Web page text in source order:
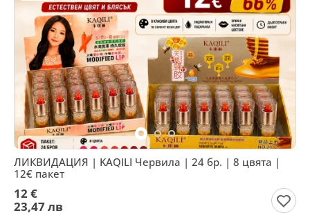
ЛИКВИДАЦИЯ | KAQILI Червила | 24 бр. | 8 цвята |
12€ пакет
12 €
23,47 лв